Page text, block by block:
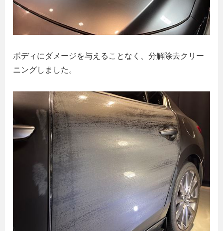
ボディにダメージを与えることなく、分解除去クリー
ニングしました。